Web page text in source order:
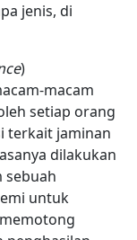
jenis, di
)
macam
setiap orang
terkait jaminan
dilakukan
sebuah
untuk